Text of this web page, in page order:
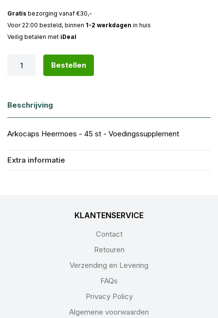
Gratis bezorging vanaf €30,-
Voor 22:00 besteld, binnen 1-2 werkdagen in huis
Veilig betalen met iDeal
Bestellen
Beschrijving
Arkocaps Heermoes - 45 st - Voedingssupplement
Extra informatie
KLANTENSERVICE
Contact
Retouren
Verzending en Levering
FAQs
Privacy Policy
Algemene voorwaarden